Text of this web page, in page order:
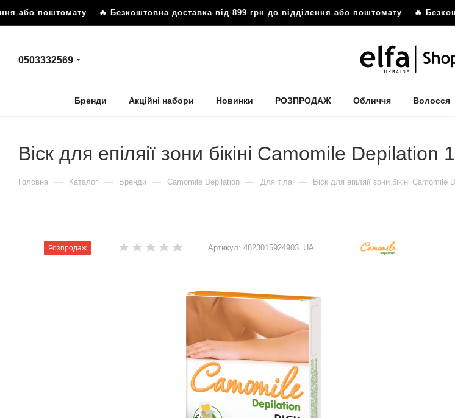
або поштомату🔥 Безкоштовна доставка від 899 грн до відділення або поштомату🔥
0503332569
Бренди Акційні набори Новинки РОЗПРОДАЖ Обличчя Волосся
Віск для епіляії зони бікіні Camomile Depilation
Головна — Каталог — Бренди — Camomile Depilation — Для тіла — Віск для епіляії зони бікіні
Розпродаж Артикул: 4823015924903_UA